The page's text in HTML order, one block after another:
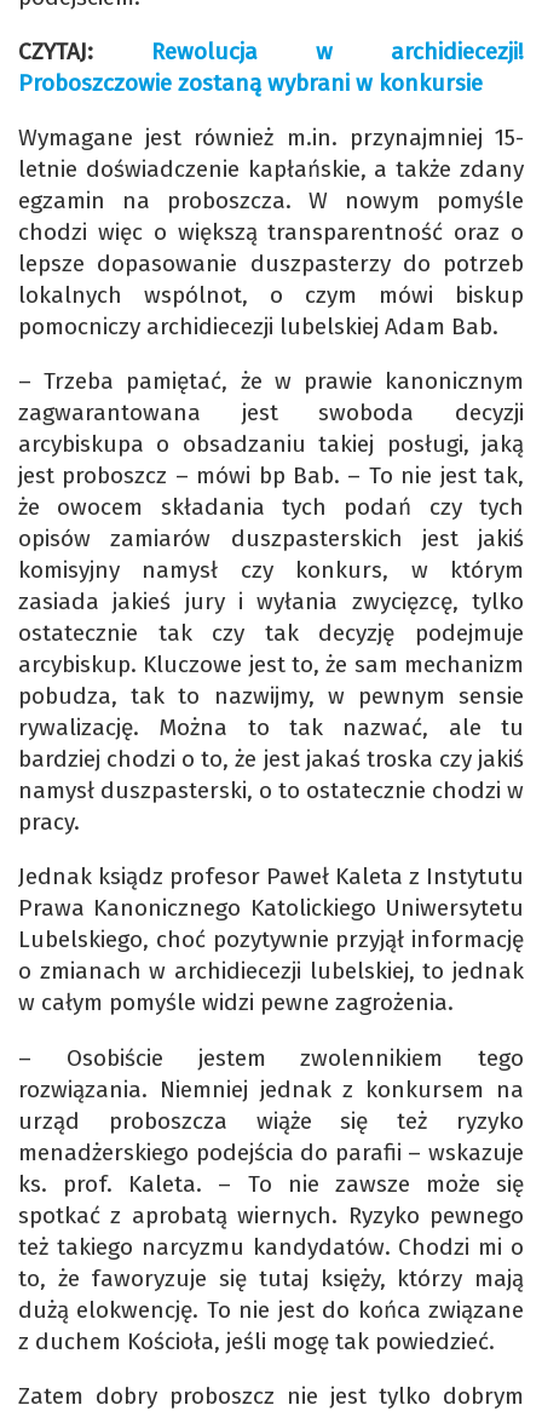
CZYTAJ: Rewolucja w archidiecezji!
Proboszczowie zostaną wybrani w konkursie
Wymagane jest również m.in. przynajmniej 15-
letnie doświadczenie kapłańskie, a także zdany
egzamin na proboszcza. W nowym pomyśle
chodzi więc o większą transparentność oraz o
lepsze dopasowanie duszpasterzy do potrzeb
lokalnych wspólnot, o czym mówi biskup
pomocniczy archidiecezji lubelskiej Adam Bab.
– Trzeba pamiętać, że w prawie kanonicznym
zagwarantowana jest swoboda decyzji
arcybiskupa o obsadzaniu takiej posługi, jaką
jest proboszcz – mówi bp Bab. – To nie jest tak,
że owocem składania tych podań czy tych
opisów zamiarów duszpasterskich jest jakiś
komisyjny namysł czy konkurs, w którym
zasiada jakieś jury i wyłania zwycięzcę, tylko
ostatecznie tak czy tak decyzję podejmuje
arcybiskup. Kluczowe jest to, że sam mechanizm
pobudza, tak to nazwijmy, w pewnym sensie
rywalizację. Można to tak nazwać, ale tu
bardziej chodzi o to, że jest jakaś troska czy jakiś
namysł duszpasterski, o to ostatecznie chodzi w
pracy.
Jednak ksiądz profesor Paweł Kaleta z Instytutu
Prawa Kanonicznego Katolickiego Uniwersytetu
Lubelskiego, choć pozytywnie przyjął informację
o zmianach w archidiecezji lubelskiej, to jednak
w całym pomyśle widzi pewne zagrożenia.
– Osobiście jestem zwolennikiem tego
rozwiązania. Niemniej jednak z konkursem na
urząd proboszcza wiąże się też ryzyko
menadżerskiego podejścia do parafii – wskazuje
ks. prof. Kaleta. – To nie zawsze może się
spotkać z aprobatą wiernych. Ryzyko pewnego
też takiego narcyzmu kandydatów. Chodzi mi o
to, że faworyzuje się tutaj księży, którzy mają
dużą elokwencję. To nie jest do końca związane
z duchem Kościoła, jeśli mogę tak powiedzieć.
Zatem dobry proboszcz nie jest tylko dobrym